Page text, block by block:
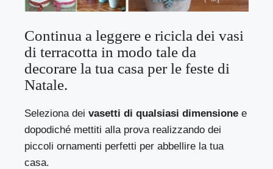
Continua a leggere e ricicla dei vasi
di terracotta in modo tale da
decorare la tua casa per le feste di
Natale.
Seleziona dei vasetti di qualsiasi dimensione e
dopodiché mettiti alla prova realizzando dei
piccoli ornamenti perfetti per abbellire la tua
casa.